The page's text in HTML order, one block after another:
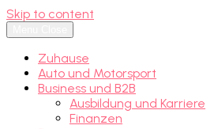
Skip to content
Zuhause
Auto und Motorsport
Business und B2B
Ausbildung und Karriere
Finanzen